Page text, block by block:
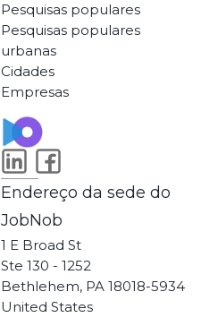
Pesquisas populares
Pesquisas populares
urbanas
Cidades
Empresas
Endereço da sede do
JobNob
1 E Broad St
Ste 130 - 1252
Bethlehem, PA 18018-5934
United States